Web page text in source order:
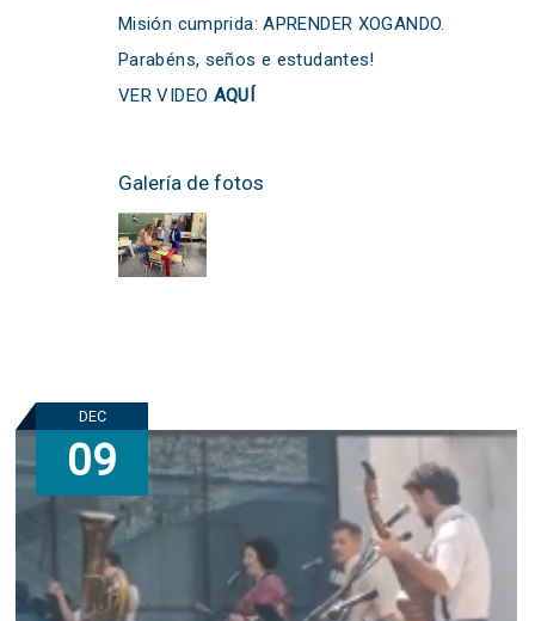
Misión cumprida: APRENDER XOGANDO.
Parabéns, seños e estudantes!
VER VIDEO AQUÍ
Galería de fotos
DEC
09